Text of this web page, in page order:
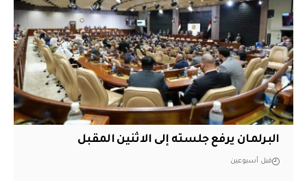
البرلمان يرفع جلسته إلى الاثنين المقبل
قبل أسبوعين